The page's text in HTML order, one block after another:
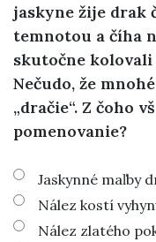
jaskyne žije drak
temnotou a číha
skutočne kolovali
Nečudo, že
„dračie“. Z čoho
pomenovanie?
Jaskynné maľby
Nález kostí
Nález zlatého